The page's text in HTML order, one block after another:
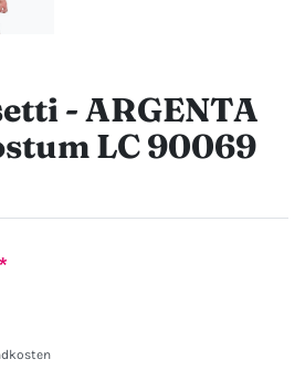
- ARGENTA
LC 90069
*